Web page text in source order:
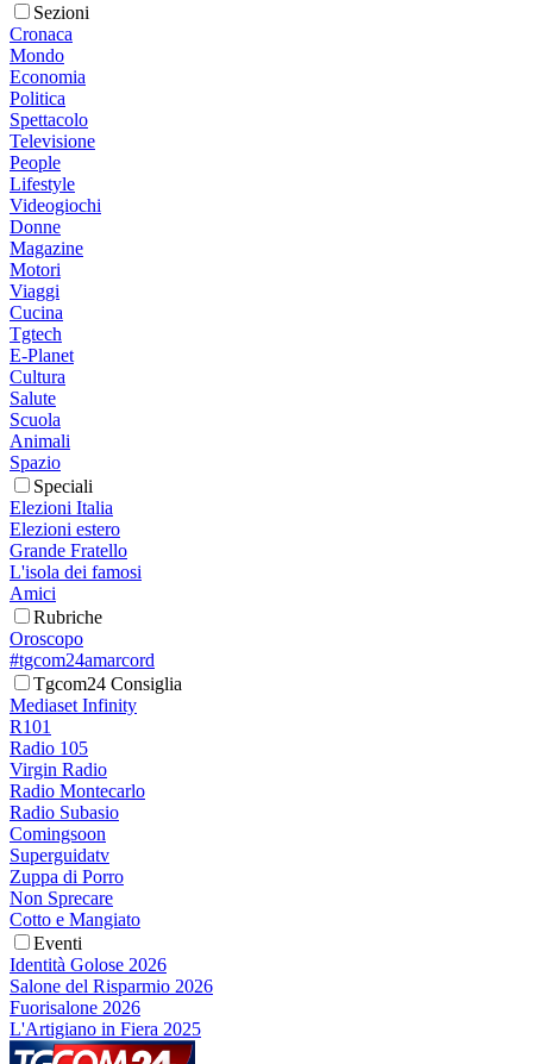
Sezioni
Cronaca
Mondo
Economia
Politica
Spettacolo
Televisione
People
Lifestyle
Videogiochi
Donne
Magazine
Motori
Viaggi
Cucina
Tgtech
E-Planet
Cultura
Salute
Scuola
Animali
Spazio
Speciali
Elezioni Italia
Elezioni estero
Grande Fratello
L'isola dei famosi
Amici
Rubriche
Oroscopo
#tgcom24amarcord
Tgcom24 Consiglia
Mediaset Infinity
R101
Radio 105
Virgin Radio
Radio Montecarlo
Radio Subasio
Comingsoon
Superguidatv
Zuppa di Porro
Non Sprecare
Cotto e Mangiato
Eventi
Identità Golose 2026
Salone del Risparmio 2026
Fuorisalone 2026
L'Artigiano in Fiera 2025